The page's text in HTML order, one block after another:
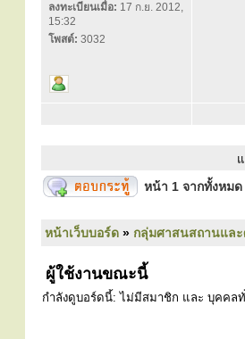
ลงทะเบียนเมื่อ: 17 ก.ย. 2012,
15:32
โพสต์: 3032
หน้า 1 จากทั้งหมด
หน้าเว็บบอร์ด » กลุ่มศาสนสถานแล
ผู้ใช้งานขณะนี้
กำลังดูบอร์ดนี้: ไม่มีสมาชิก และ บุคคล